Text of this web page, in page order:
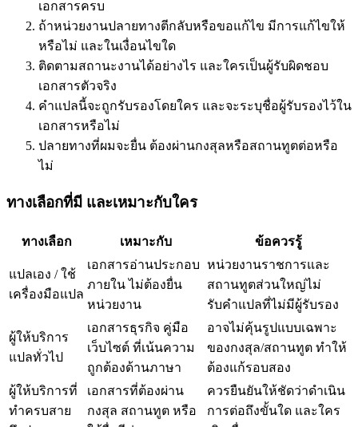
เอกสารครบ
ถ้าหน่วยงานปลายทางตีกลับหรือขอแก้ไข มีการแก้ไขให้
หรือไม่ และในเงื่อนไขใด
ติดตามสถานะงานได้อย่างไร และใครเป็นผู้รับผิดชอบ
เอกสารตัวจริง
คำแปลนี้จะถูกรับรองโดยใคร และจะระบุชื่อผู้รับรองไว้ใน
เอกสารหรือไม่
ปลายทางที่ผมจะยื่น ต้องผ่านกงสุลหรือสถานทูตต่อหรือ
ไม่
ทางเลือกที่มี และเหมาะกับใคร
ทางเลือก เหมาะกับ ข้อควรรู้
แปลเอง / ใช้
เครื่องมือแปล
เอกสารอ่านประกอบ
ภายใน ไม่ต้องยื่น
หน่วยงาน
หน่วยงานราชการและ
สถานทูตส่วนใหญ่ไม่
รับคำแปลที่ไม่มีผู้รับรอง
ผู้ให้บริการ
แปลทั่วไป
เอกสารธุรกิจ คู่มือ
เว็บไซต์ ที่เน้นความ
ถูกต้องด้านภาษา
อาจไม่คุ้นรูปแบบเฉพาะ
ของกงสุล/สถานทูต ทำให้
ต้องแก้รอบสอง
ผู้ให้บริการที่
ทำครบสาย
เอกสารที่ต้องผ่าน
กงสุล สถานทูต หรือ
ควรยืนยันให้ชัดว่าดำเนิน
การต่อถึงขั้นใด และใคร